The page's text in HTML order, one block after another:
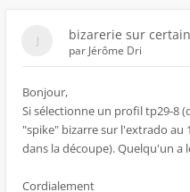
bizarerie sur
par Jérôme Dri
Bonjour,
Si sélectionne un profil tp29-8
"spike" bizarre sur l'extrado au
dans la découpe). Quelqu'un a
Cordialement